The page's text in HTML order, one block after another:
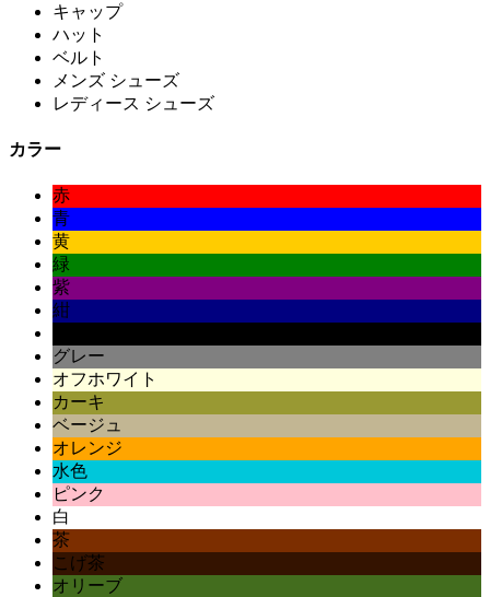
キャップ
ハット
ベルト
メンズ シューズ
レディース シューズ
カラー
赤
青
黄
緑
紫
紺
グレー
オフホワイト
カーキ
ベージュ
オレンジ
水色
ピンク
白
茶
こげ茶
オリーブ